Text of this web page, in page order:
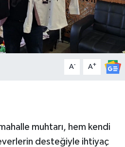
A- A+
muhtarı, hem kendi
desteğiyle ihtiyaç